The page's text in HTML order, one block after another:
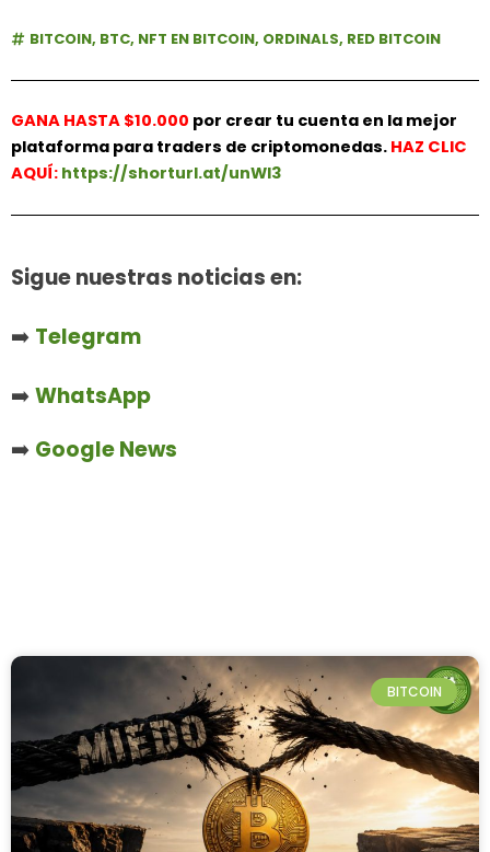
BITCOIN, BTC, NFT EN BITCOIN, ORDINALS, RED BITCOIN
GANA HASTA $10.000 por crear tu cuenta en la mejor
plataforma para traders de criptomonedas. HAZ CLIC
AQUÍ: https://shorturl.at/unWl3
Sigue nuestras noticias en:
➡️ Telegram
➡️WhatsApp
➡️ Google News
BITCOIN